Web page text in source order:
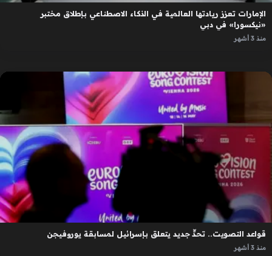
الإمارات تعزز ريادتها العالمية في الذكاء الاصطناعي بإطلاق مختبر
«نيكسورا» في دبي
منذ 3 أشهر
قواعد التصويت.. تحدٍّ جديد يتعلق بإسرائيل لمسابقة يوروفيجن
منذ 3 أشهر